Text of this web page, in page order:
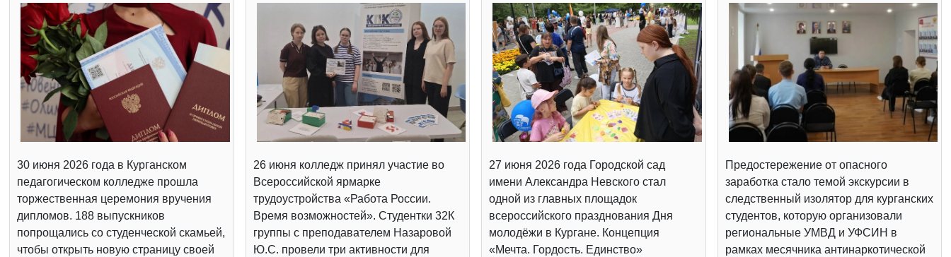
30 июня 2026 года в Курганском
педагогическом колледже прошла
торжественная церемония вручения
дипломов. 188 выпускников
попрощались со студенческой скамьей,
чтобы открыть новую страницу своей
26 июня колледж принял участие во
Всероссийской ярмарке
трудоустройства «Работа России.
Время возможностей». Студентки 32К
группы с преподавателем Назаровой
Ю.С. провели три активности для
27 июня 2026 года Городской сад
имени Александра Невского стал
одной из главных площадок
всероссийского празднования Дня
молодёжи в Кургане. Концепция
«Мечта. Гордость. Единство»
Предостережение от опасного
заработка стало темой экскурсии в
следственный изолятор для курганских
студентов, которую организовали
региональные УМВД и УФСИН в
рамках месячника антинаркотической